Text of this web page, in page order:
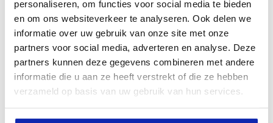
personaliseren, om functies voor social media te bieden
en om ons websiteverkeer te analyseren. Ook delen we
informatie over uw gebruik van onze site met onze
partners voor social media, adverteren en analyse. Deze
partners kunnen deze gegevens combineren met andere
informatie die u aan ze heeft verstrekt of die ze hebben
verzameld op basis van uw gebruik van hun services.